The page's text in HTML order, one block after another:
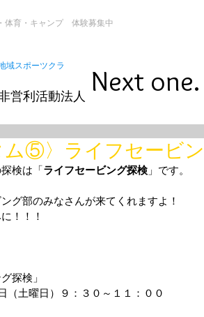
体育・キャンプ 体験募集中
域スポーツクラ
営利活動法人 Next one.
ム⑤〉ライフセービ
検は「ライフセービング探検 」です。
グ部のみなさんが来てくれますよ！
！！！
探検」
（土曜日）９：３０～１１：００